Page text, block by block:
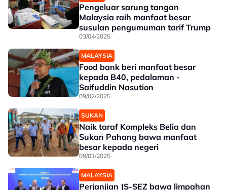
Pengeluar sarung tangan
Malaysia raih manfaat besar
susulan pengumuman tarif Trump
03/04/2025
MALAYSIA
Food bank beri manfaat besar
kepada B40, pedalaman -
Saifuddin Nasution
09/02/2025
SUKAN
Naik taraf Kompleks Belia dan
Sukan Pahang bawa manfaat
besar kepada negeri
09/01/2025
MALAYSIA
Perjanjian JS-SEZ bawa limpahan